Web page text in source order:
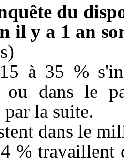
du
il y a 1 an
à 35 %
ou dans le
la suite.
dans le
% travaillent